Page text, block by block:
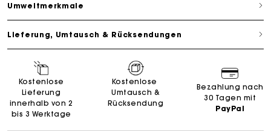
Umweltmerkmale
Lieferung, Umtausch & Rücksendungen
Kostenlose
Lieferung
innerhalb von 2
bis 3 Werktage
Kostenlose
Umtausch &
Rücksendung
Bezahlung nach
30 Tagen mit
PayPal